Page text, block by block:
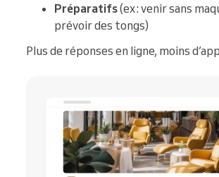
Préparatifs(ex : venir sans
prévoir des tongs)
Plus de réponses en ligne, moins